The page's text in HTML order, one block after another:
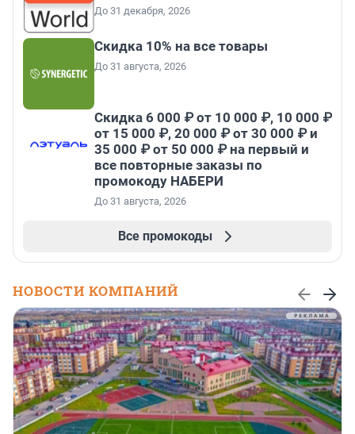
До 31 декабря, 2026
Скидка 10% на все товары
До 31 августа, 2026
Скидка 6 000 ₽ от 10 000 ₽, 10 000 ₽
от 15 000 ₽, 20 000 ₽ от 30 000 ₽ и
35 000 ₽ от 50 000 ₽ на первый и
все повторные заказы по
промокоду НАБЕРИ
До 31 августа, 2026
Все промокоды
НОВОСТИ КОМПАНИЙ